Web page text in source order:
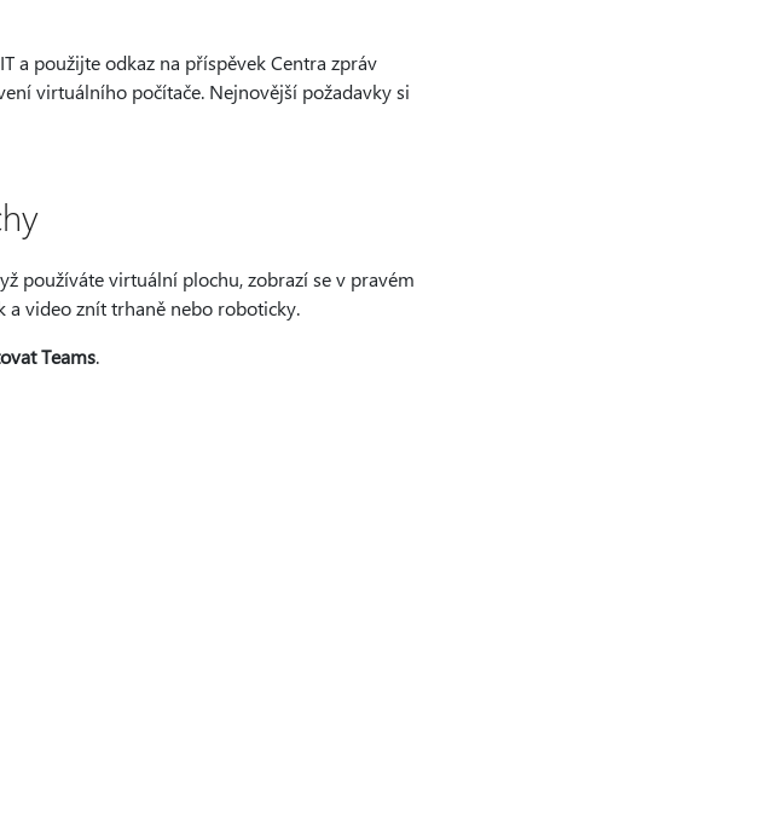
a použijte odkaz na příspěvek Centra zpráv
virtuálního počítače. Nejnovější požadavky si
používáte virtuální plochu, zobrazí se v pravém
video znít trhaně nebo roboticky.
Teams.